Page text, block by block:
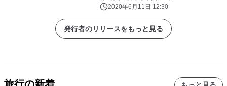
2020年6月11日 12:30
発行者のリリースをもっと見る